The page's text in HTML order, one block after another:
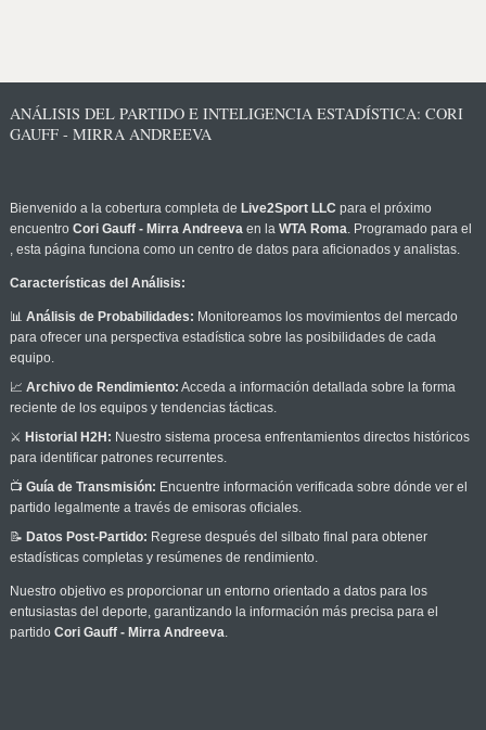
ANÁLISIS DEL PARTIDO E INTELIGENCIA ESTADÍSTICA: CORI
GAUFF - MIRRA ANDREEVA
Bienvenido a la cobertura completa de Live2Sport LLC para el próximo
encuentro Cori Gauff - Mirra Andreevaen la WTA Roma. Programado para el
, esta página funciona como un centro de datos para aficionados y analistas.
Características del Análisis:
📊 Análisis de Probabilidades: Monitoreamos los movimientos del mercado
para ofrecer una perspectiva estadística sobre las posibilidades de cada
equipo.
📈 Archivo de Rendimiento: Acceda a información detallada sobre la forma
reciente de los equipos y tendencias tácticas.
⚔️ Historial H2H: Nuestro sistema procesa enfrentamientos directos históricos
para identificar patrones recurrentes.
📺 Guía de Transmisión: Encuentre información verificada sobre dónde ver el
partido legalmente a través de emisoras oficiales.
📝 Datos Post-Partido: Regrese después del silbato final para obtener
estadísticas completas y resúmenes de rendimiento.
Nuestro objetivo es proporcionar un entorno orientado a datos para los
entusiastas del deporte, garantizando la información más precisa para el
partido Cori Gauff - Mirra Andreeva.